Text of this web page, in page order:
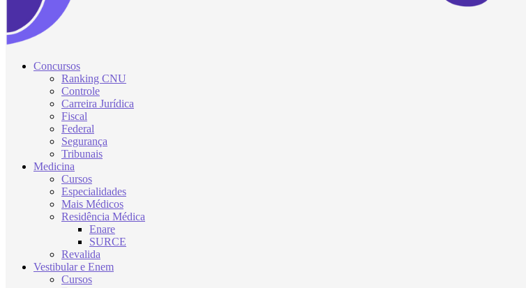
Concursos
Ranking CNU
Controle
Carreira Jurídica
Fiscal
Federal
Segurança
Tribunais
Medicina
Cursos
Especialidades
Mais Médicos
Residência Médica
Enare
SURCE
Revalida
Vestibular e Enem
Cursos